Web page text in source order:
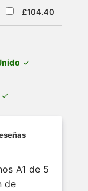
£104.40
✓
✓
A1 de 5
de